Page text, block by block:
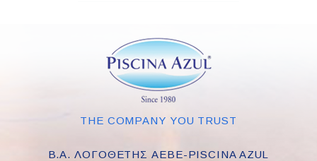
THE COMPANY YOU TRUST
Β.Α. ΛΟΓΟΘΕΤΗΣ ΑΕΒΕ-PISCINA AZUL